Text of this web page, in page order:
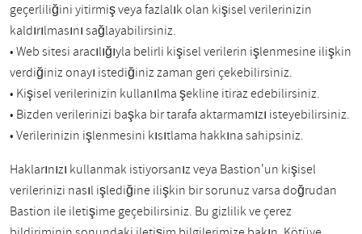
geçerliliğini yitirmiş veya fazlalık olan kişisel verilerinizin
kaldırılmasını sağlayabilirsiniz.
• Web sitesi aracılığıyla belirli kişisel verilerin işlenmesine ilişkin
verdiğiniz onayı istediğiniz zaman geri çekebilirsiniz.
• Kişisel verilerinizin kullanılma şekline itiraz edebilirsiniz.
• Bizden verilerinizi başka bir tarafa aktarmamızı isteyebilirsiniz.
• Verilerinizin işlenmesini kısıtlama hakkına sahipsiniz.
Haklarınızı kullanmak istiyorsanız veya Bastion'un kişisel
verilerinizi nasıl işlediğine ilişkin bir sorunuz varsa doğrudan
Bastion ile iletişime geçebilirsiniz. Bu gizlilik ve çerez